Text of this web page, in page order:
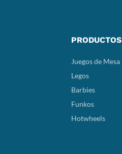
PRODUCTOS
Juegos de Mesa
Legos
Barbies
Funkos
Hotwheels